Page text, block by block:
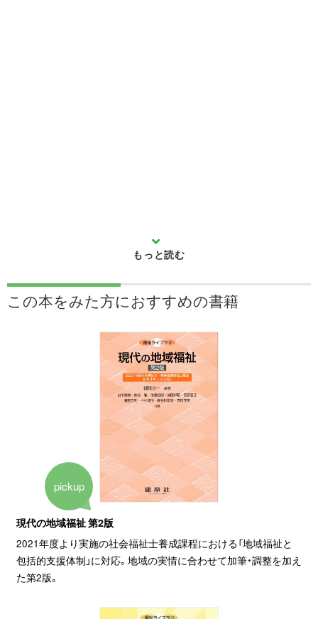
この本をみた方におすすめの書籍
pickup
現代の地域福祉 第2版
2021年度より実施の社会福祉士養成課程における「地域福祉と
包括的支援体制」に対応。地域の実情に合わせて加筆・調整を加え
た第2版。